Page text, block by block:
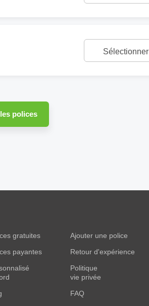
Sélectionner
polices
gratuites
payantes
Ajouter une police
Retour d'expérience
Politique
vie privée
FAQ